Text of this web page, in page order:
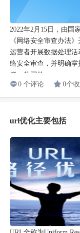
2022年2月15日，由国
《网络安全审查办法
运营者开展数据处理
络安全审查，并明确掌
者，赴国外...
0 个评论
0个
url优化主要包括